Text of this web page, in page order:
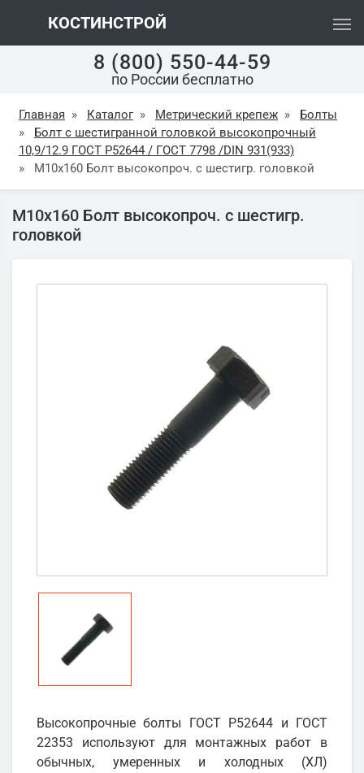
КОСТИНСТРОЙ
8 (800) 550-44-59
по России бесплатно
Главная » Каталог » Метрический крепеж »
Болты
»
Болт с шестигранной головкой высокопрочный
10,9/12.9 ГОСТ Р52644 / ГОСТ 7798 /DIN 931(933)
»
М10х160 Болт высокопроч. с шестигр. головкой
М10х160 Болт высокопроч. с шестигр.
головкой
Высокопрочные болты ГОСТ Р52644 и ГОСТ
22353 используют для монтажных работ в
обычных, умеренных и холодных (ХЛ)